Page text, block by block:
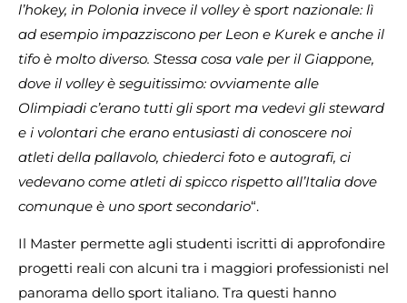
l’hokey, in Polonia invece il volley è sport nazionale: lì
ad esempio impazziscono per Leon e Kurek e anche il
tifo è molto diverso. Stessa cosa vale per il Giappone,
dove il volley è seguitissimo: ovviamente alle
Olimpiadi c’erano tutti gli sport ma vedevi gli steward
e i volontari che erano entusiasti di conoscere noi
atleti della pallavolo, chiederci foto e autografi, ci
vedevano come atleti di spicco rispetto all’Italia dove
comunque è uno sport secondario“.
Il Master permette agli studenti iscritti di approfondire
progetti reali con alcuni tra i maggiori professionisti nel
panorama dello sport italiano. Tra questi hanno